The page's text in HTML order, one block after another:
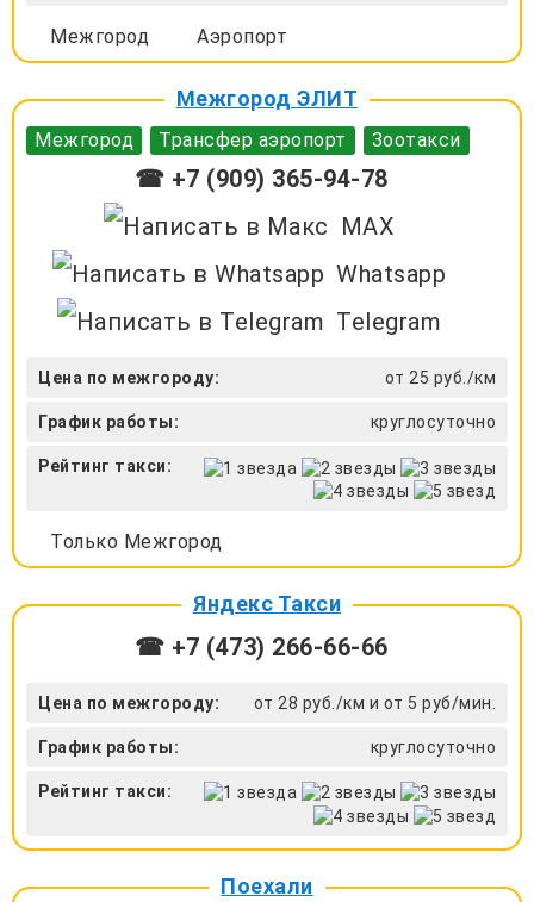
Межгород Аэропорт
Межгород ЭЛИТ
Межгород Трансфер аэропорт Зоотакси
☎ +7 (909) 365-94-78
MAX
Whatsapp
Telegram
Цена по межгороду: от 25 руб./км
График работы: круглосуточно
Рейтинг такси:
Только Межгород
Яндекс Такси
☎ +7 (473) 266-66-66
Цена по межгороду: от 28 руб./км и от 5 руб/мин.
График работы: круглосуточно
Рейтинг такси:
Поехали